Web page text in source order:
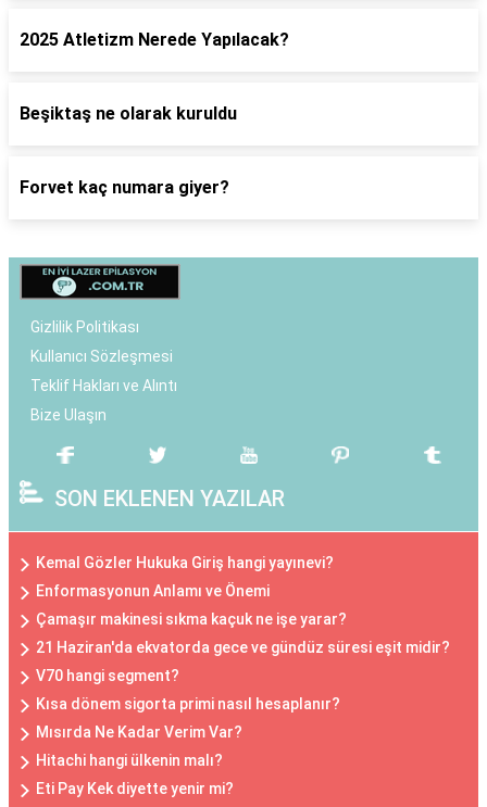
2025 Atletizm Nerede Yapılacak?
Beşiktaş ne olarak kuruldu
Forvet kaç numara giyer?
Gizlilik Politikası
Kullanıcı Sözleşmesi
Teklif Hakları ve Alıntı
Bize Ulaşın
SON EKLENEN YAZILAR
Kemal Gözler Hukuka Giriş hangi yayınevi?
Enformasyonun Anlamı ve Önemi
Çamaşır makinesi sıkma kaçuk ne işe yarar?
21 Haziran'da ekvatorda gece ve gündüz süresi eşit midir?
V70 hangi segment?
Kısa dönem sigorta primi nasıl hesaplanır?
Mısırda Ne Kadar Verim Var?
Hitachi hangi ülkenin malı?
Eti Pay Kek diyette yenir mi?